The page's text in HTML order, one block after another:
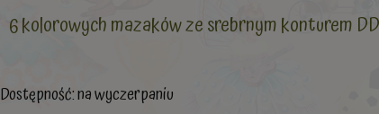
6 kolorowych mazaków ze srebrnym konturem
Dostępność:na wyczerpaniu